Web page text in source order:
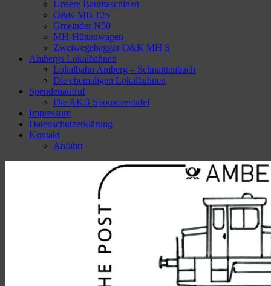
Unsere Baumaschinen
O&K MB 125
Gmeinder N50
MH-Hüttenwagen
Zweiwegebagger O&K MH S
Ambergs Lokalbahnen
Lokalbahn Amberg – Schnaittenbach
Die ehemaligen Lokalbahnen
Spendenaufruf
Die AKB Sponsorentafel
Impressum
Datenschutzerklärung
Kontakt
Anfahrt